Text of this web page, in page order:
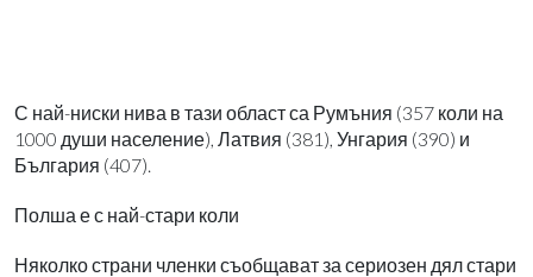
С най-ниски нива в тази област са Румъния (357 коли на
1000 души население), Латвия (381), Унгария (390) и
България (407).
Полша е с най-стари коли
Няколко страни членки съобщават за сериозен дял стари